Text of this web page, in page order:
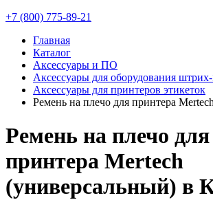
+7 (800) 775-89-21
Главная
Каталог
Аксессуары и ПО
Аксессуары для оборудования
Аксессуары для принтеров этикеток
Ремень на плечо для принтера
Ремень на плечо для
принтера Mertech
(универсальный) в